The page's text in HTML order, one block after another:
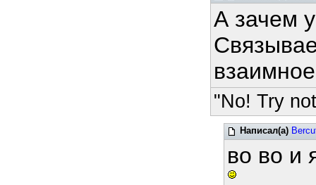
А зачем
"No! Try
Написал(а)
во во и